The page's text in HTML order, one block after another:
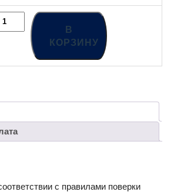
В
КОРЗИНУ
с правилами поверки